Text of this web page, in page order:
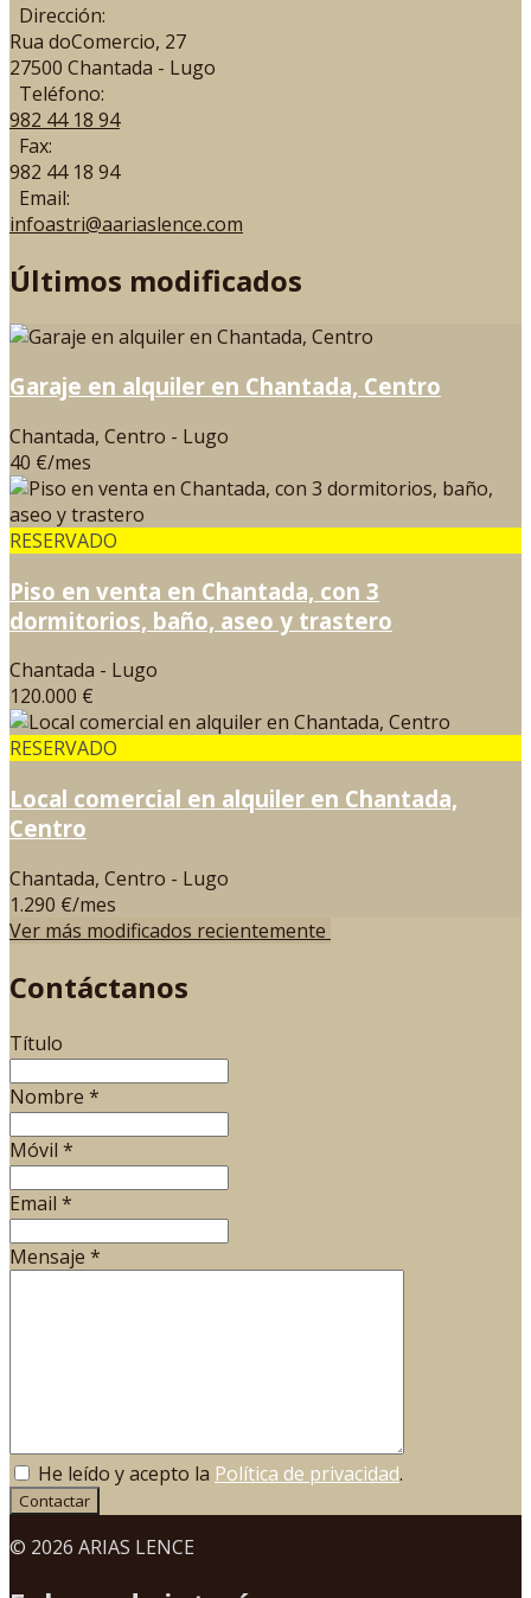
Dirección:
Rua doComercio, 27
27500 Chantada - Lugo
Teléfono:
982 44 18 94
Fax:
982 44 18 94
Email:
infoastri@aariaslence.com
Últimos modificados
Garaje en alquiler en Chantada, Centro
Chantada, Centro - Lugo
40 €/mes
RESERVADO
Piso en venta en Chantada, con 3
dormitorios, baño, aseo y trastero
Chantada - Lugo
120.000 €
RESERVADO
Local comercial en alquiler en Chantada,
Centro
Chantada, Centro - Lugo
1.290 €/mes
Ver más modificados recientemente
Contáctanos
Título
Nombre *
Móvil *
Email *
Mensaje *
He leído y acepto la Política de privacidad.
Contactar
© 2026 ARIAS LENCE